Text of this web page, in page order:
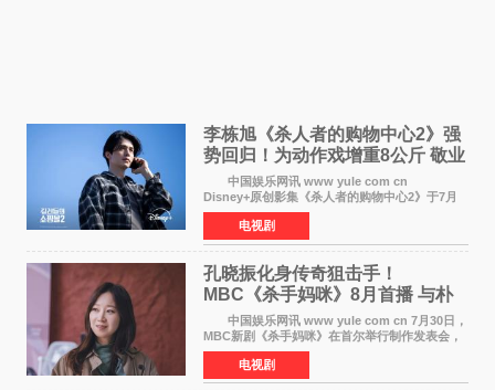
李栋旭《杀人者的购物中心2》强
势回归！为动作戏增重8公斤 敬业
获赞
中国娱乐网讯 www yule com cn
Disney+原创影集《杀人者的购物中心2》于7月
22日正式上线，由男神李栋旭主演的郑进湾以2 0
完全体强势回归。该剧第一季曾被《纽约时报》
评选为全球最佳影集之一
电视剧
孔晓振化身传奇狙击手！
MBC《杀手妈咪》8月首播 与朴
恩斌展开收视对决
中国娱乐网讯 www yule com cn 7月30日，
MBC新剧《杀手妈咪》在首尔举行制作发表会，
主演孔晓振、郑准元、李相二、无真星、崔宇
成、李银泉等人一同出席，为新剧宣传造势。这
是孔晓振继《毛骨
电视剧